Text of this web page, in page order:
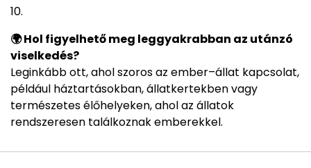
🌍 Hol figyelhető meg leggyakrabban az utánzó
viselkedés?
Leginkább ott, ahol szoros az ember–állat kapcsolat,
például háztartásokban, állatkertekben vagy
természetes élőhelyeken, ahol az állatok
rendszeresen találkoznak emberekkel.